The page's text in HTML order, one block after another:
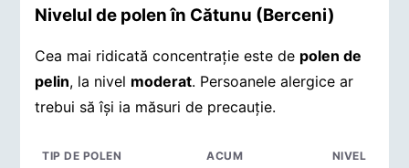
Nivelul de polen în Cătunu (Berceni)
Cea mai ridicată concentrație este de polen de
pelin, la nivel moderat. Persoanele alergice ar
trebui să își ia măsuri de precauție.
TIP DE POLEN ACUM NIVEL